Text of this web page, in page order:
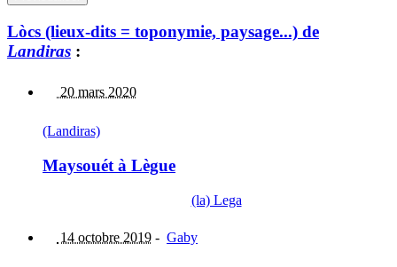
Lòcs (lieux-dits = toponymie, paysage...) de
Landiras :
20 mars 2020
(Landiras)
Maysouét à Lègue
(la) Lega
14 octobre 2019 - Gaby